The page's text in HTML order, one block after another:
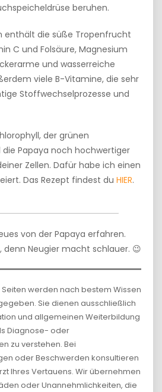
beruhen.
enthält die süße Tropenfrucht
C und Folsäure, Magnesium
und wasserreiche
viele B-Vitamine, die sehr
Stoffwechselprozesse und
der grünen
die Papaya noch hochwertiger
Zellen. Dafür habe ich einen
Das Rezept findest du HIER.
von der Papaya erfahren.
denn Neugier macht schlauer. 😉
werden nach bestem Wissen
Sie dienen ausschließlich
und allgemeinen Weiterbildung
Diagnose- oder
zu verstehen. Bei
oder Beschwerden konsultieren
Ihres Vertauens. Wir übernehmen
oder Unannehmlichkeiten, die